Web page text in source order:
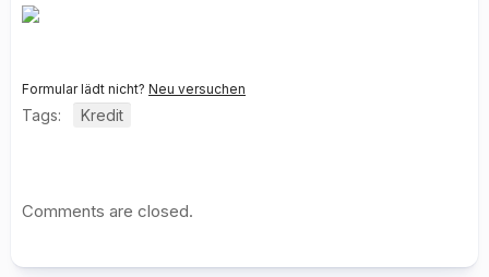
Formular lädt nicht? Neu versuchen
Tags: Kredit
Comments are closed.